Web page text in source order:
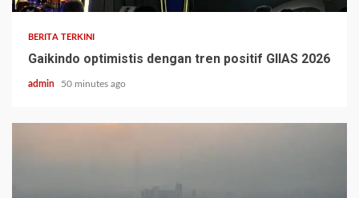
BERITA TERKINI
Gaikindo optimistis dengan tren positif GIIAS 2026
admin 50 minutes ago